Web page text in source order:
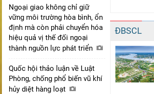
Ngoại giao không chỉ giữ
vững môi trường hòa bình, ổn
định mà còn phải chuyển hóa
hiệu quả vị thế đối ngoại
thành nguồn lực phát triển
Quốc hội thảo luận về Luật
Phòng, chống phổ biến vũ khí
hủy diệt hàng loạt
ĐBSCL